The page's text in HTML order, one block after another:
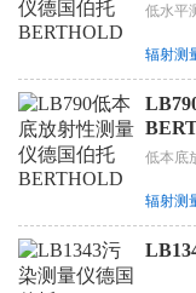
低水平
辐射测
低本底
辐射测